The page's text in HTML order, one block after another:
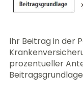
Ihr Beitrag in der
prozentueller